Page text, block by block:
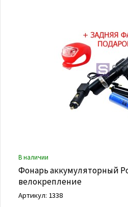
В наличии
Фонарь аккумуляторный
велокрепление
Артикул: 1338